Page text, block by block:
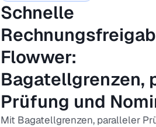
Schnelle
Flowwer:
Bagatellgrenzen,
Prüfung und
Mit Bagatellgrenzen, paralleler